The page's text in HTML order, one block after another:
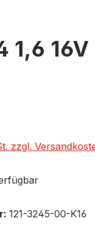
1,6 16V
zzgl.
121-3245-00-K16